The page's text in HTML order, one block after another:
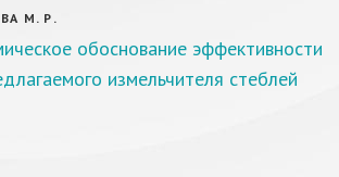
М. Р.
обоснование эффективности
измельчителя стеблей